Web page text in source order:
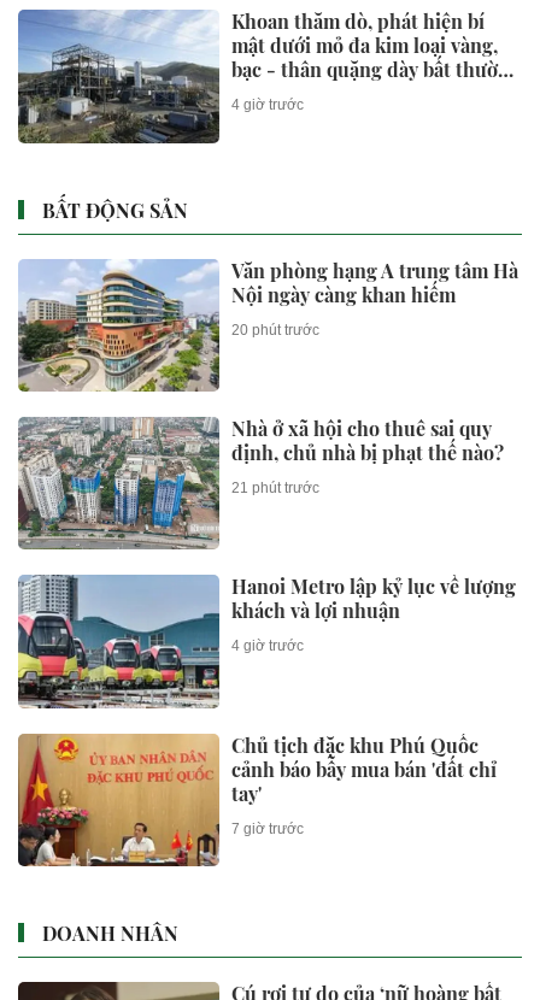
Khoan thăm dò, phát hiện bí
mật dưới mỏ đa kim loại vàng,
bạc - thân quặng dày bất thường
hé lộ dư địa khai thác lớn
4 giờ trước
BẤT ĐỘNG SẢN
Văn phòng hạng A trung tâm Hà
Nội ngày càng khan hiếm
20 phút trước
Nhà ở xã hội cho thuê sai quy
định, chủ nhà bị phạt thế nào?
21 phút trước
Hanoi Metro lập kỷ lục về lượng
khách và lợi nhuận
4 giờ trước
Chủ tịch đặc khu Phú Quốc
cảnh báo bẫy mua bán 'đất chỉ
tay'
7 giờ trước
DOANH NHÂN
Cú rơi tự do của ‘nữ hoàng bất